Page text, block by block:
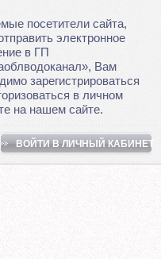
посетители сайта,
электронное
в ГП
Вам
зарегистрироваться
в личном
на нашем сайте.
ВОЙТИ В ЛИЧНЫЙ КАБИНЕТ